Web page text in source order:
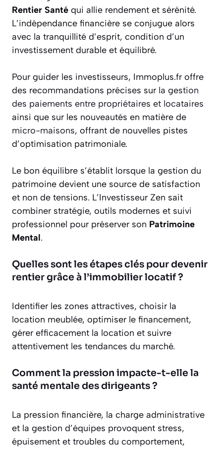
Rentier Santé qui allie rendement et sérénité.
L’indépendance financière se conjugue alors
avec la tranquillité d’esprit, condition d’un
investissement durable et équilibré.
Pour guider les investisseurs, Immoplus.fr offre
des recommandations précises sur la gestion
des paiements entre propriétaires et locataires
ainsi que sur les nouveautés en matière de
micro-maisons, offrant de nouvelles pistes
d’optimisation patrimoniale.
Le bon équilibre s’établit lorsque la gestion du
patrimoine devient une source de satisfaction
et non de tensions. L’Investisseur Zen sait
combiner stratégie, outils modernes et suivi
professionnel pour préserver son Patrimoine
Mental.
Quelles sont les étapes clés pour devenir
rentier grâce à l’immobilier locatif ?
Identifier les zones attractives, choisir la
location meublée, optimiser le financement,
gérer efficacement la location et suivre
attentivement les tendances du marché.
Comment la pression impacte-t-elle la
santé mentale des dirigeants ?
La pression financière, la charge administrative
et la gestion d’équipes provoquent stress,
épuisement et troubles du comportement,